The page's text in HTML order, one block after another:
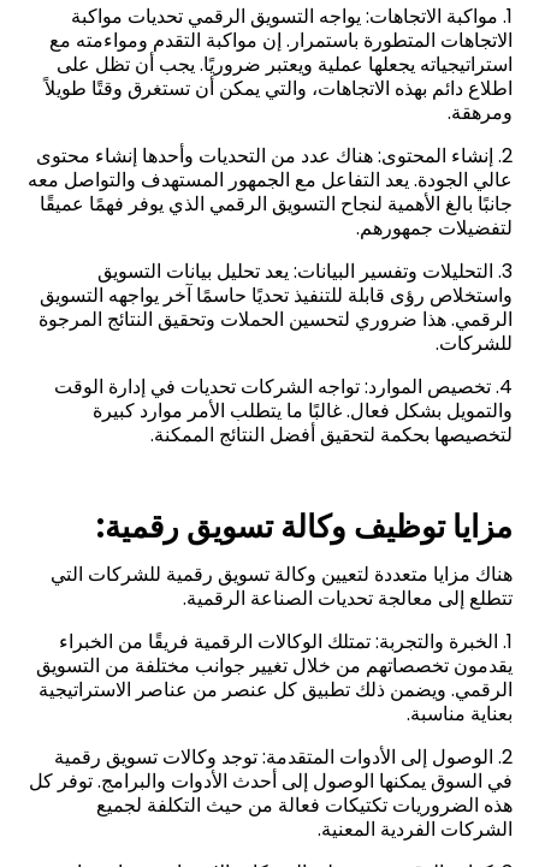
1. مواكبة الاتجاهات: يواجه التسويق الرقمي تحديات مواكبة
الاتجاهات المتطورة باستمرار. إن مواكبة التقدم ومواءمته مع
استراتيجياته يجعلها عملية ويعتبر ضروريًا. يجب أن تظل على
اطلاع دائم بهذه الاتجاهات، والتي يمكن أن تستغرق وقتًا طويلاً
ومرهقة.
2. إنشاء المحتوى: هناك عدد من التحديات وأحدها إنشاء محتوى
عالي الجودة. يعد التفاعل مع الجمهور المستهدف والتواصل معه
جانبًا بالغ الأهمية لنجاح التسويق الرقمي الذي يوفر فهمًا عميقًا
لتفضيلات جمهورهم.
3. التحليلات وتفسير البيانات: يعد تحليل بيانات التسويق
واستخلاص رؤى قابلة للتنفيذ تحديًا حاسمًا آخر يواجهه التسويق
الرقمي. هذا ضروري لتحسين الحملات وتحقيق النتائج المرجوة
للشركات.
4. تخصيص الموارد: تواجه الشركات تحديات في إدارة الوقت
والتمويل بشكل فعال. غالبًا ما يتطلب الأمر موارد كبيرة
لتخصيصها بحكمة لتحقيق أفضل النتائج الممكنة.
مزايا توظيف وكالة تسويق رقمية:
هناك مزايا متعددة لتعيين وكالة تسويق رقمية للشركات التي
تتطلع إلى معالجة تحديات الصناعة الرقمية.
1. الخبرة والتجربة: تمتلك الوكالات الرقمية فريقًا من الخبراء
يقدمون تخصصاتهم من خلال تغيير جوانب مختلفة من التسويق
الرقمي. ويضمن ذلك تطبيق كل عنصر من عناصر الاستراتيجية
بعناية مناسبة.
2. الوصول إلى الأدوات المتقدمة: توجد وكالات تسويق رقمية
في السوق يمكنها الوصول إلى أحدث الأدوات والبرامج. توفر كل
هذه الضروريات تكتيكات فعالة من حيث التكلفة لجميع
الشركات الفردية المعنية.